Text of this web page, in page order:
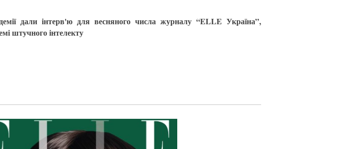
дали інтерв'ю для весняного числа журналу “ELLE Україна”,
штучного інтелекту